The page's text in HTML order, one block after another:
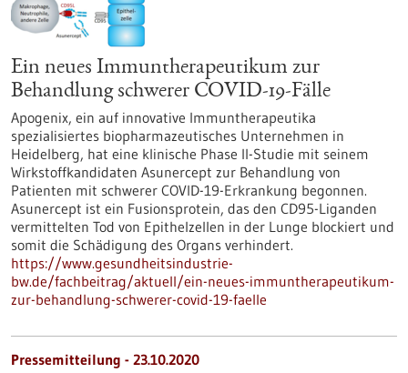
Ein neues Immuntherapeutikum zur
Behandlung schwerer COVID-19-Fälle
Apogenix, ein auf innovative Immuntherapeutika
spezialisiertes biopharmazeutisches Unternehmen in
Heidelberg, hat eine klinische Phase II-Studie mit seinem
Wirkstoffkandidaten Asunercept zur Behandlung von
Patienten mit schwerer COVID-19-Erkrankung begonnen.
Asunercept ist ein Fusionsprotein, das den CD95-Liganden
vermittelten Tod von Epithelzellen in der Lunge blockiert und
somit die Schädigung des Organs verhindert.
https://www.gesundheitsindustrie-
bw.de/fachbeitrag/aktuell/ein-neues-immuntherapeutikum-
zur-behandlung-schwerer-covid-19-faelle
Pressemitteilung - 23.10.2020